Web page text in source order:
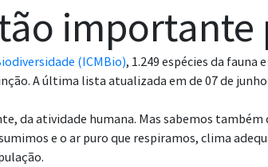
importante
(ICMBio), 1.249 espécies da
A última lista atualizada em de 07 de
da atividade humana. Mas sabemos
e o ar puro que respiramos, clima